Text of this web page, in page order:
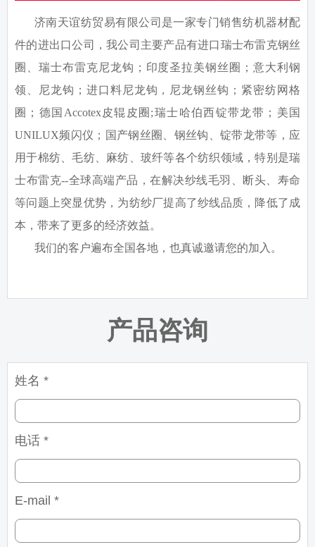
济南天谊纺贸易有限公司是一家专门销售纺机器材配
件的进出口公司，我公司主要产品有进口瑞士布雷克钢丝
圈、瑞士布雷克尼龙钩；印度圣拉美钢丝圈；意大利钢
领、尼龙钩；进口料尼龙钩，尼龙钢丝钩；紧密纺网格
圈；德国 Accotex皮辊皮圈 ;瑞士哈伯西锭带龙带；美国
UNILUX频闪仪；国产钢丝圈、钢丝钩、锭带龙带等，应
用于棉纺、毛纺、麻纺、玻纤等各个纺织领域，特别是瑞
士布雷克--全球高端产品，在解决纱线毛羽、断头、寿命
等问题上突显优势，为纺纱厂提高了纱线品质，降低了成
本，带来了更多的经济效益。
我们的客户遍布全国各地，也真诚邀请您的加入。
产品咨询
姓名 *
电话 *
E-mail *